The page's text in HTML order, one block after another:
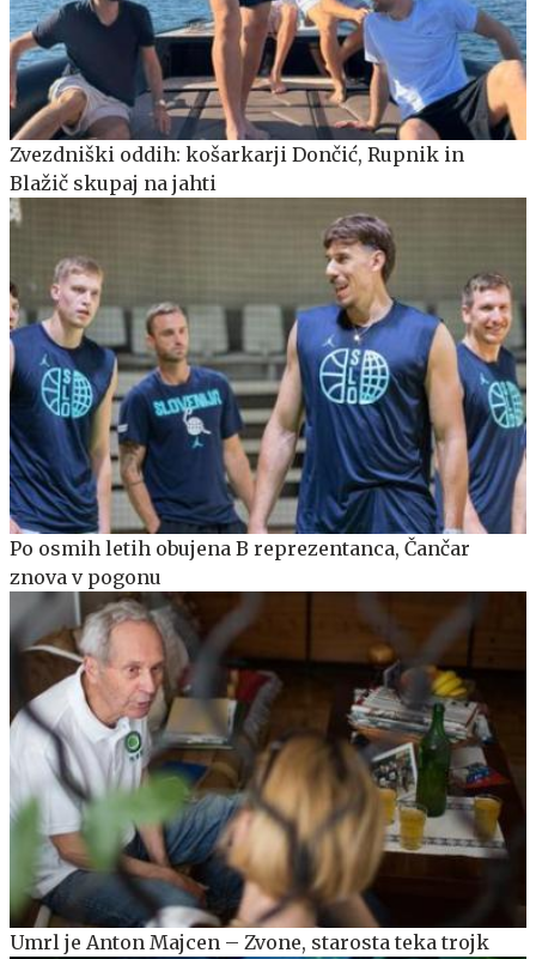
Zvezdniški oddih: košarkarji Dončić, Rupnik in
Blažič skupaj na jahti
Po osmih letih obujena B reprezentanca, Čančar
znova v pogonu
Umrl je Anton Majcen – Zvone, starosta teka trojk